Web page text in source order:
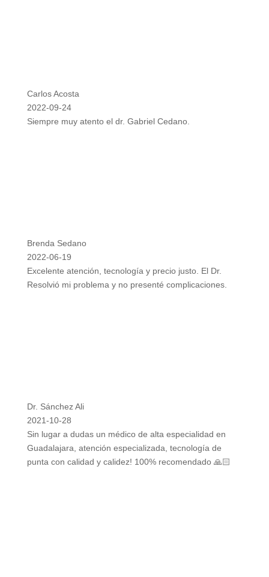
Carlos Acosta
2022-09-24
Siempre muy atento el dr. Gabriel Cedano.
Brenda Sedano
2022-06-19
Excelente atención, tecnología y precio justo. El Dr.
Resolvió mi problema y no presenté complicaciones.
Dr. Sánchez Ali
2021-10-28
Sin lugar a dudas un médico de alta especialidad en
Guadalajara, atención especializada, tecnología de
punta con calidad y calidez! 100% recomendado 🙏🏻